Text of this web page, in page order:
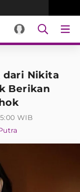
dari Nikita
Berikan
WIB